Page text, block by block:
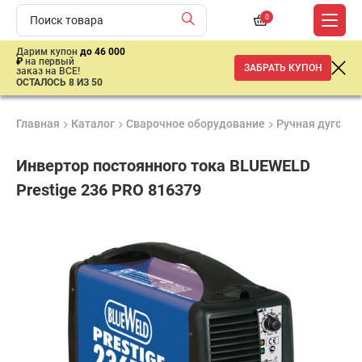
0
Дарим купон до 46 000
₽ на первый
заказ на ВСЕ!
ОСТАЛОСЬ 8 ИЗ 50
ЗАБРАТЬ КУПОН
Главная Каталог Сварочное оборудование Ручная
Инвертор постоянного тока BLUEWELD
Prestige 236 PRO 816379
от 2 дней